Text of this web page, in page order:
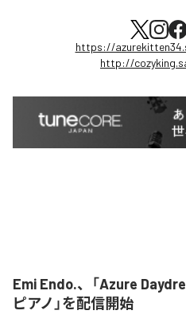
https://
http://
Emi Endo.、「Azure
ピアノ」を配信開始